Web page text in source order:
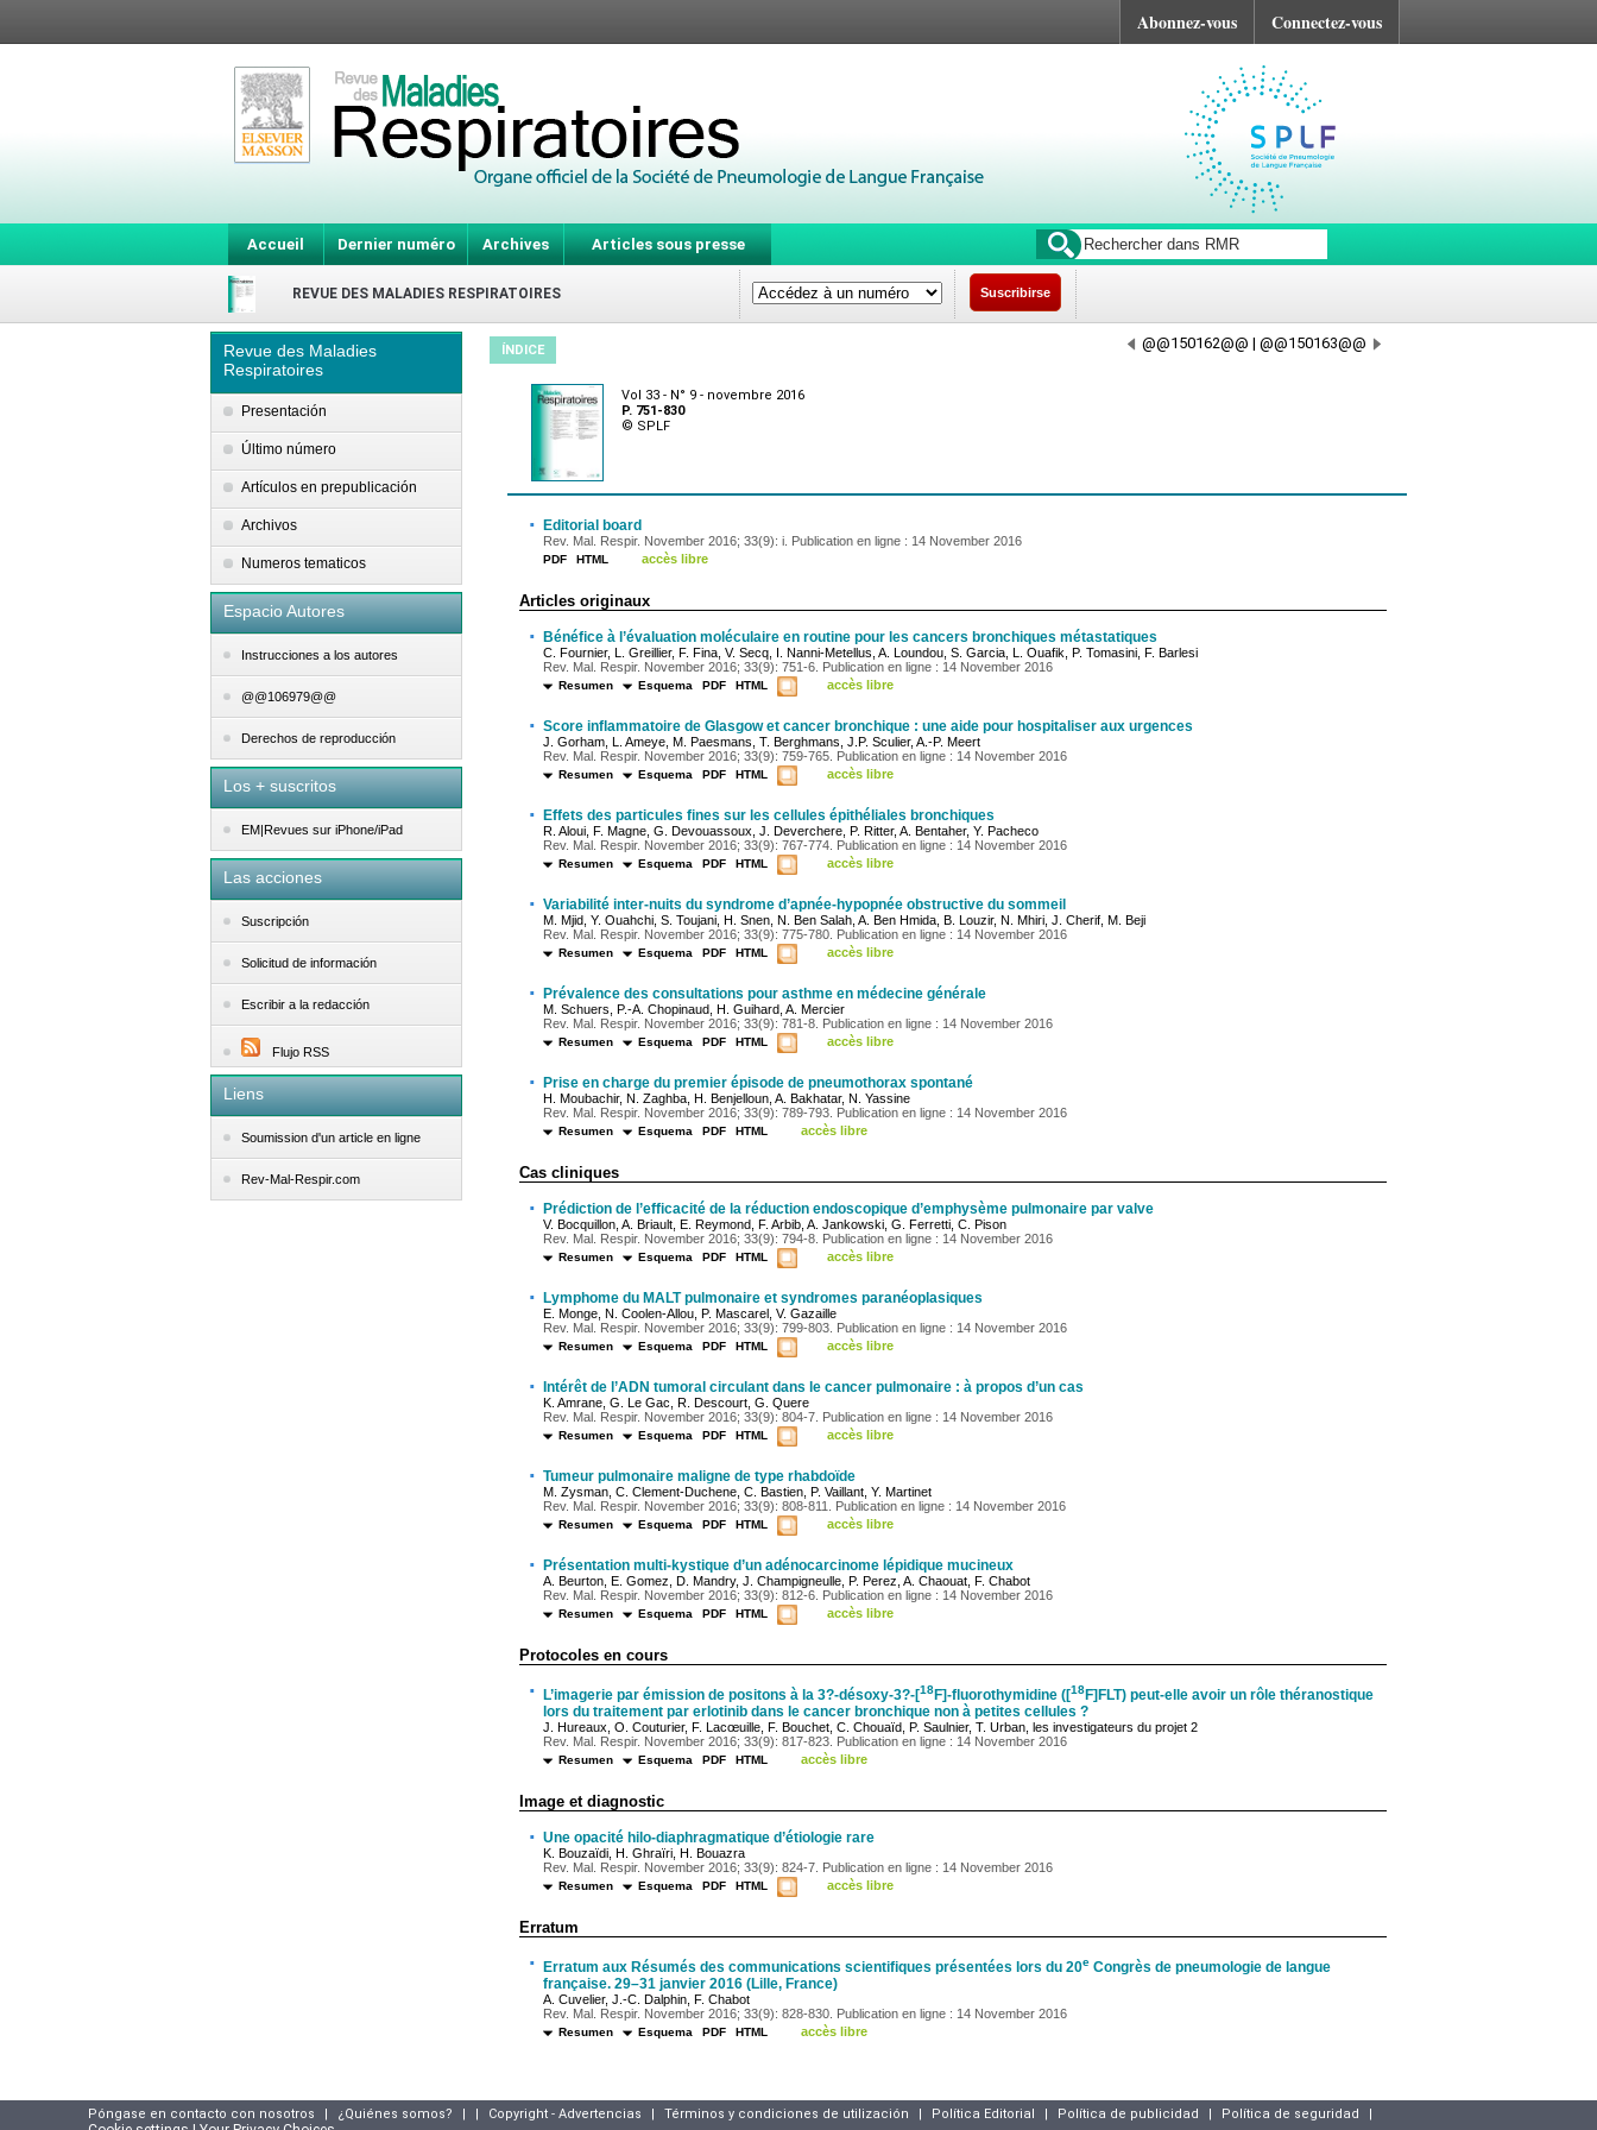
Abonnez-vous Connectez-vous
Accueil Dernier numéro Archives Articles sous presse
REVUE DES MALADIES RESPIRATOIRES Suscribirse
Revue des Maladies
Respiratoires
Presentación
Último número
Artículos en prepublicación
Archivos
Numeros tematicos
Espacio Autores
Instrucciones a los autores
@@106979@@
Derechos de reproducción
Los + suscritos
EM|Revues sur iPhone/iPad
Las acciones
Suscripción
Solicitud de información
Escribir a la redacción
Flujo RSS
Liens
Soumission d'un article en ligne
Rev-Mal-Respir.com
ÍNDICE @@150162@@ | @@150163@@
Vol 33 - N° 9 - novembre 2016
P. 751-830
© SPLF
· Editorial board
Rev. Mal. Respir. November 2016; 33(9): i. Publication en ligne : 14 November 2016
PDF HTML accès libre
Articles originaux
· Bénéfice à l’évaluation moléculaire en routine pour les cancers bronchiques métastatiques
C. Fournier, L. Greillier, F. Fina, V. Secq, I. Nanni-Metellus, A. Loundou, S. Garcia, L. Ouafik, P. Tomasini, F. Barlesi
Rev. Mal. Respir. November 2016; 33(9): 751-6. Publication en ligne : 14 November 2016
Resumen Esquema PDF HTML accès libre
· Score inflammatoire de Glasgow et cancer bronchique : une aide pour hospitaliser aux urgences
J. Gorham, L. Ameye, M. Paesmans, T. Berghmans, J.P. Sculier, A.-P. Meert
Rev. Mal. Respir. November 2016; 33(9): 759-765. Publication en ligne : 14 November 2016
Resumen Esquema PDF HTML accès libre
· Effets des particules fines sur les cellules épithéliales bronchiques
R. Aloui, F. Magne, G. Devouassoux, J. Deverchere, P. Ritter, A. Bentaher, Y. Pacheco
Rev. Mal. Respir. November 2016; 33(9): 767-774. Publication en ligne : 14 November 2016
Resumen Esquema PDF HTML accès libre
· Variabilité inter-nuits du syndrome d’apnée-hypopnée obstructive du sommeil
M. Mjid, Y. Ouahchi, S. Toujani, H. Snen, N. Ben Salah, A. Ben Hmida, B. Louzir, N. Mhiri, J. Cherif, M. Beji
Rev. Mal. Respir. November 2016; 33(9): 775-780. Publication en ligne : 14 November 2016
Resumen Esquema PDF HTML accès libre
· Prévalence des consultations pour asthme en médecine générale
M. Schuers, P.-A. Chopinaud, H. Guihard, A. Mercier
Rev. Mal. Respir. November 2016; 33(9): 781-8. Publication en ligne : 14 November 2016
Resumen Esquema PDF HTML accès libre
· Prise en charge du premier épisode de pneumothorax spontané
H. Moubachir, N. Zaghba, H. Benjelloun, A. Bakhatar, N. Yassine
Rev. Mal. Respir. November 2016; 33(9): 789-793. Publication en ligne : 14 November 2016
Resumen Esquema PDF HTML accès libre
Cas cliniques
· Prédiction de l’efficacité de la réduction endoscopique d’emphysème pulmonaire par valve
V. Bocquillon, A. Briault, E. Reymond, F. Arbib, A. Jankowski, G. Ferretti, C. Pison
Rev. Mal. Respir. November 2016; 33(9): 794-8. Publication en ligne : 14 November 2016
Resumen Esquema PDF HTML accès libre
· Lymphome du MALT pulmonaire et syndromes paranéoplasiques
E. Monge, N. Coolen-Allou, P. Mascarel, V. Gazaille
Rev. Mal. Respir. November 2016; 33(9): 799-803. Publication en ligne : 14 November 2016
Resumen Esquema PDF HTML accès libre
· Intérêt de l’ADN tumoral circulant dans le cancer pulmonaire : à propos d’un cas
K. Amrane, G. Le Gac, R. Descourt, G. Quere
Rev. Mal. Respir. November 2016; 33(9): 804-7. Publication en ligne : 14 November 2016
Resumen Esquema PDF HTML accès libre
· Tumeur pulmonaire maligne de type rhabdoïde
M. Zysman, C. Clement-Duchene, C. Bastien, P. Vaillant, Y. Martinet
Rev. Mal. Respir. November 2016; 33(9): 808-811. Publication en ligne : 14 November 2016
Resumen Esquema PDF HTML accès libre
· Présentation multi-kystique d’un adénocarcinome lépidique mucineux
A. Beurton, E. Gomez, D. Mandry, J. Champigneulle, P. Perez, A. Chaouat, F. Chabot
Rev. Mal. Respir. November 2016; 33(9): 812-6. Publication en ligne : 14 November 2016
Resumen Esquema PDF HTML accès libre
Protocoles en cours
· L’imagerie par émission de positons à la 3?-désoxy-3?-[18F]-fluorothymidine ([18F]FLT) peut-elle avoir un rôle théranostique
lors du traitement par erlotinib dans le cancer bronchique non à petites cellules ?
J. Hureaux, O. Couturier, F. Lacœuille, F. Bouchet, C. Chouaïd, P. Saulnier, T. Urban, les investigateurs du projet 2
Rev. Mal. Respir. November 2016; 33(9): 817-823. Publication en ligne : 14 November 2016
Resumen Esquema PDF HTML accès libre
Image et diagnostic
· Une opacité hilo-diaphragmatique d’étiologie rare
K. Bouzaïdi, H. Ghraïri, H. Bouazra
Rev. Mal. Respir. November 2016; 33(9): 824-7. Publication en ligne : 14 November 2016
Resumen Esquema PDF HTML accès libre
Erratum
· Erratum aux Résumés des communications scientifiques présentées lors du 20e Congrès de pneumologie de langue
française. 29–31 janvier 2016 (Lille, France)
A. Cuvelier, J.-C. Dalphin, F. Chabot
Rev. Mal. Respir. November 2016; 33(9): 828-830. Publication en ligne : 14 November 2016
Resumen Esquema PDF HTML accès libre
Póngase en contacto con nosotros | ¿Quiénes somos? | | Copyright - Advertencias | Términos y condiciones de utilización | Política Editorial | Política de publicidad | Política de seguridad |